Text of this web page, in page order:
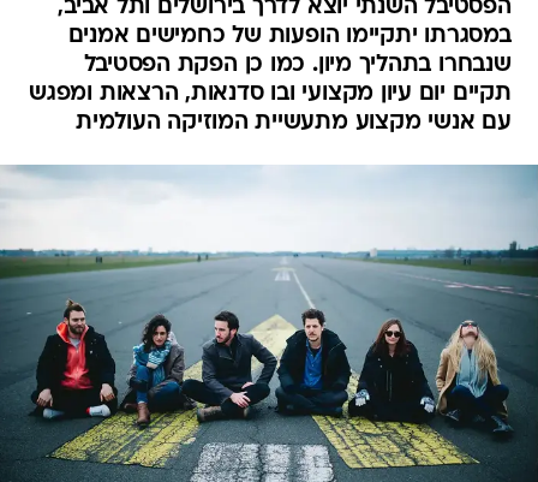
הפסטיבל השנתי יוצא לדרך בירושלים ותל אביב,
במסגרתו יתקיימו הופעות של כחמישים אמנים
שנבחרו בתהליך מיון. כמו כן הפקת הפסטיבל
תקיים יום עיון מקצועי ובו סדנאות, הרצאות ומפגש
עם אנשי מקצוע מתעשיית המוזיקה העולמית